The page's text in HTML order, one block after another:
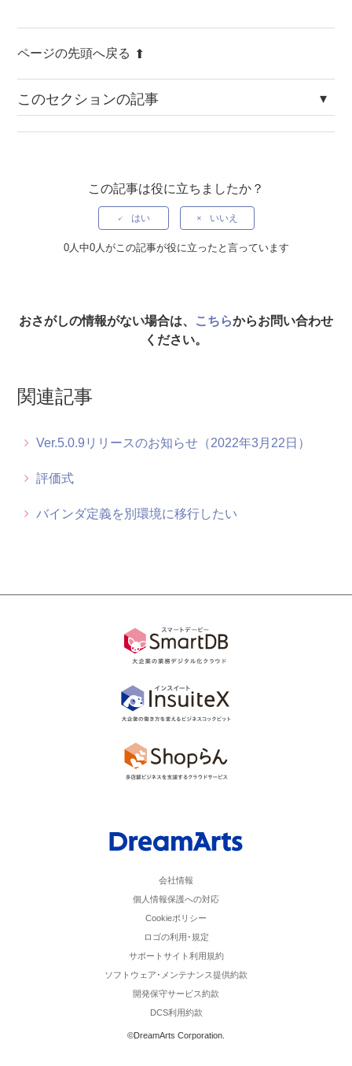
ページの先頭へ戻る
このセクションの記事
Ver.5.4.9リリースのお知らせ（2026年5月8日）
Ver.5.4.8リリースのお知らせ（2026年4月17日）
Ver.5.4.6リリースのお知らせ（2025年12月1日）
Ver.5.4.4リリースのお知らせ（2024年6月5日）
この記事は役に立ちましたか？
はい いいえ
0人中0人がこの記事が役に立ったと言っています
おさがしの情報がない場合は、 こちらからお問い合わせ
ください。
関連記事
Ver.5.0.9リリースのお知らせ（2022年3月22日）
評価式
バインダ定義を別環境に移行したい
会社情報
個人情報保護への対応
Cookieポリシー
ロゴの利用･規定
サポートサイト利用規約
ソフトウェア･メンテナンス提供約款
開発保守サービス約款
DCS利用約款
©DreamArts Corporation.